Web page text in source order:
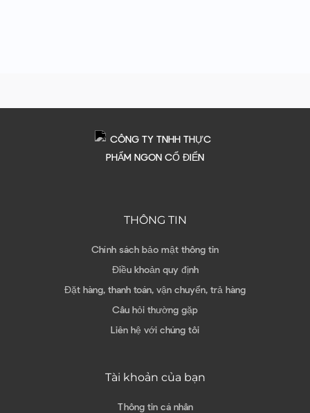
THÔNG TIN
Chính sách bảo mật thông tin
Điều khoản quy định
Đặt hàng, thanh toán, vận chuyển, trả hàng
Câu hỏi thường gặp
Liên hệ với chúng tôi
Tài khoản của bạn
Thông tin cá nhân